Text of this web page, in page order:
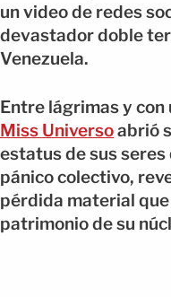
un video de redes
devastador doble
Venezuela.
Entre lágrimas y
Miss Universoabrió
estatus de sus
pánico colectivo,
pérdida material
patrimonio de su